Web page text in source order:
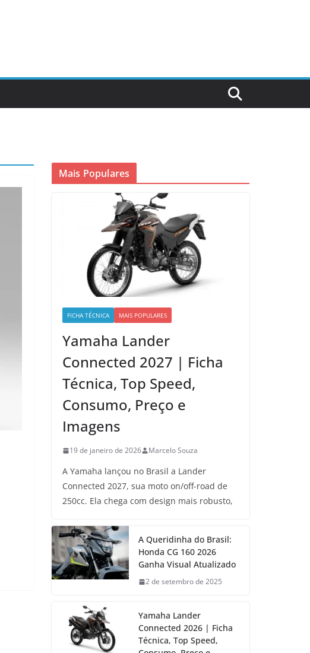
Mais Populares
FICHA TÉCNICA MAIS POPULARES
Yamaha Lander
Connected 2027 | Ficha
Técnica, Top Speed,
Consumo, Preço e
Imagens
19 de janeiro de 2026 Marcelo Souza
A Yamaha lançou no Brasil a Lander
Connected 2027, sua moto on/off-road de
250cc. Ela chega com design mais robusto,
A Queridinha do Brasil:
Honda CG 160 2026
Ganha Visual Atualizado
2 de setembro de 2025
Yamaha Lander
Connected 2026 | Ficha
Técnica, Top Speed,